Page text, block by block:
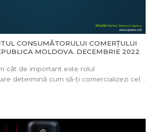
CONSUMĂTORULUI COMERȚULUI
MOLDOVA. DECEMBRIE 2022
cât de important este rolul
determină cum să-ți comercializezi cel. .